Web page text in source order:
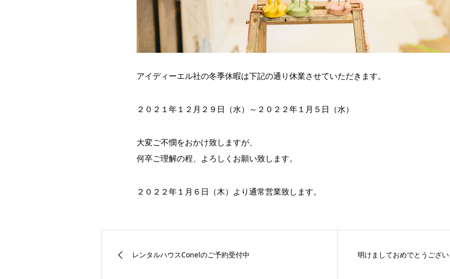
アイディーエル社の冬季休暇は下記の通り休業させていただきます。
２０２１年１２月２９日（水）～２０２２年１月５日（水）
大変ご不憫をおかけ致しますが、
何卒ご理解の程、よろしくお願い致します。
２０２２年１月６日（木）より通常営業致します。
レンタルハウスConelのご予約受付中 明けましておめでとうござ